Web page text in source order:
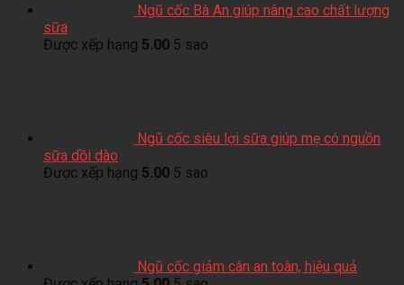
Ngũ cốc Bà An giúp nâng cao chất lượng
sữa
Được xếp hạng 5.00 5 sao
Ngũ cốc siêu lợi sữa giúp mẹ có nguồn
sữa dồi dào
Được xếp hạng 5.00 5 sao
Ngũ cốc giảm cân an toàn, hiệu quả